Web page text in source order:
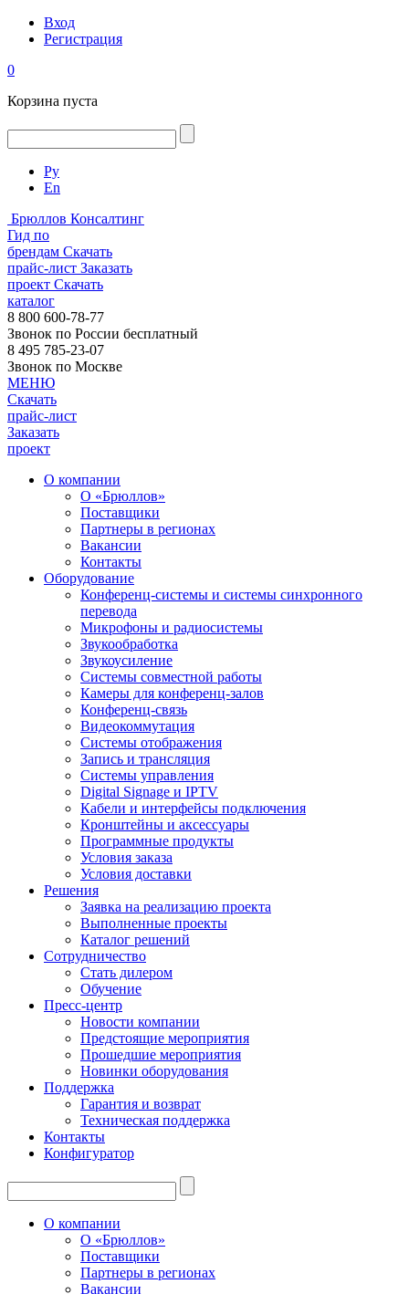
Вход
Регистрация
0
Корзина пуста
Ру
En
Брюллов Консалтинг
Гид по
брендам Скачать
прайс-лист Заказать
проект Скачать
каталог
8 800 600-78-77
Звонок по России бесплатный
8 495 785-23-07
Звонок по Москве
МЕНЮ
Скачать
прайс-лист
Заказать
проект
О компании
О «Брюллов»
Поставщики
Партнеры в регионах
Вакансии
Контакты
Оборудование
Конференц-системы и системы синхронного
перевода
Микрофоны и радиосистемы
Звукообработка
Звукоусиление
Системы совместной работы
Камеры для конференц-залов
Конференц-связь
Видеокоммутация
Системы отображения
Запись и трансляция
Системы управления
Digital Signage и IPTV
Кабели и интерфейсы подключения
Кронштейны и аксессуары
Программные продукты
Условия заказа
Условия доставки
Решения
Заявка на реализацию проекта
Выполненные проекты
Каталог решений
Сотрудничество
Стать дилером
Обучение
Пресс-центр
Новости компании
Предстоящие мероприятия
Прошедшие мероприятия
Новинки оборудования
Поддержка
Гарантия и возврат
Техническая поддержка
Контакты
Конфигуратор
О компании
О «Брюллов»
Поставщики
Партнеры в регионах
Вакансии